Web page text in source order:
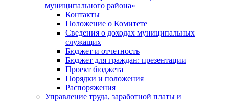
муниципального района»
Контакты
Положение о Комитете
Сведения о доходах муниципальных
служащих
Бюджет и отчетность
Бюджет для граждан: презентации
Проект бюджета
Порядки и положения
Распоряжения
Управление труда, заработной платы и